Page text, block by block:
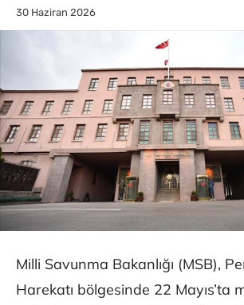
30 Haziran 2026
Milli Savunma Bakanlığı (MSB),
Harekatı bölgesinde 22 Mayıs’ta